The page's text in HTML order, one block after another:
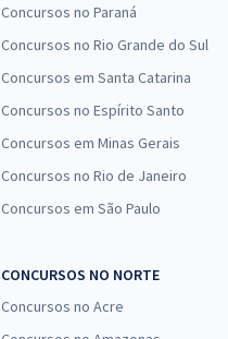
Concursos no Paraná
Concursos no Rio Grande do Sul
Concursos em Santa Catarina
Concursos no Espírito Santo
Concursos em Minas Gerais
Concursos no Rio de Janeiro
Concursos em São Paulo
CONCURSOS NO NORTE
Concursos no Acre